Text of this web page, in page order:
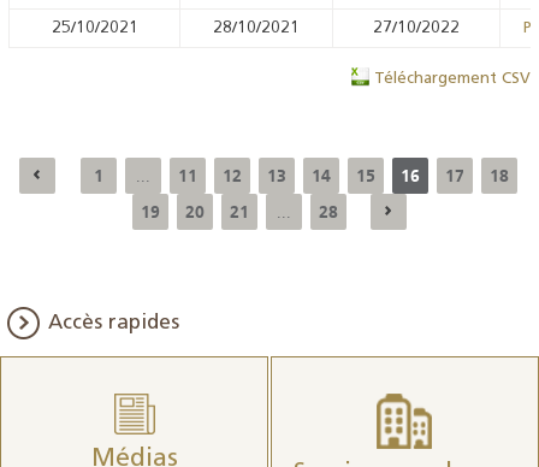
25/10/2021 28/10/2021 27/10/2022
Téléchargement CSV
1 11 12 13 14 15 16 17
18
19
20 21 28
Accès rapides
Médias